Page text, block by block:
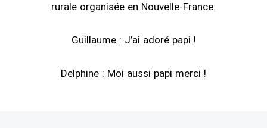
rurale organisée en Nouvelle-France.
Guillaume : J’ai adoré papi !
Delphine : Moi aussi papi merci !